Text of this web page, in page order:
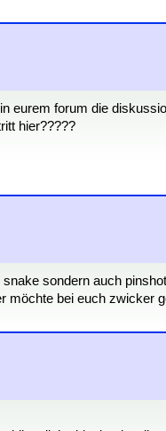
eurem forum die
hier?????
sondern auch
möchte bei euch zwicker